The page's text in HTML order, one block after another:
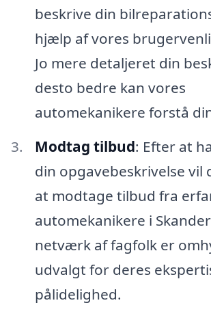
beskrive din
hjælp af vores
Jo mere detaljeret din
desto bedre kan vores
automekanikere forstå
Modtag tilbud: Efter at
din opgavebeskrivelse vil
at modtage tilbud fra
automekanikere i
netværk af fagfolk er
udvalgt for deres
pålidelighed.